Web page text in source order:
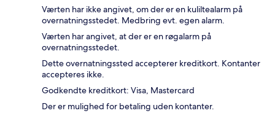
Værten har ikke angivet, om der er en kuliltealarm på
overnatningsstedet. Medbring evt. egen alarm.
Værten har angivet, at der er en røgalarm på
overnatningsstedet.
Dette overnatningssted accepterer kreditkort. Kontanter
accepteres ikke.
Godkendte kreditkort: Visa, Mastercard
Der er mulighed for betaling uden kontanter.